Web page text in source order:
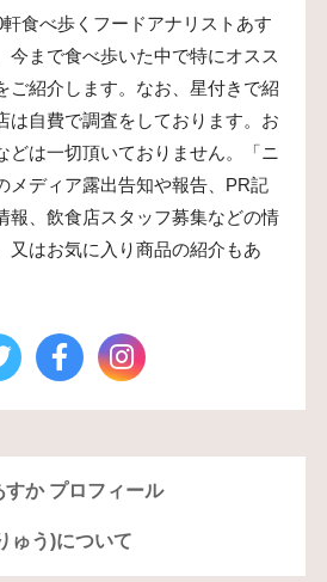
食べ歩くフードアナリストあす
今まで食べ歩いた中で特にオスス
ご紹介します。なお、星付きで紹
は自費で調査をしております。お
どは一切頂いておりません。「ニ
メディア露出告知や報告、PR記
報、飲食店スタッフ募集などの情
又はお気に入り商品の紹介もあ
か プロフィール
ゅう)について